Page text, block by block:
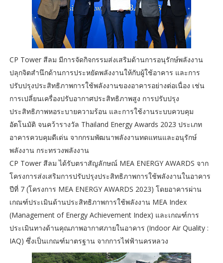
CP Tower สีลม มีการจัดกิจกรรมส่งเสริมด้านการอนุรักษ์พลังงาน
ปลุกจิตสำนึกด้านการประหยัดพลังงานให้กับผู้ใช้อาคาร และการ
ปรับปรุงประสิทธิภาพการใช้พลังงานของอาคารอย่างต่อเนื่อง เช่น
การเปลี่ยนเครื่องปรับอากาศประสิทธิภาพสูง การปรับปรุง
ประสิทธิภาพหอระบายความร้อน และการใช้งานระบบควบคุม
อัตโนมัติ จนคว้ารางวัล Thailand Energy Awards 2023 ประเภท
อาคารควบคุมดีเด่น จากกรมพัฒนาพลังงานทดแทนและอนุรักษ์
พลังงาน กระทรวงพลังงาน
CP Tower สีลม ได้รับตราสัญลักษณ์ MEA ENERGY AWARDS จาก
โครงการส่งเสริมการปรับปรุงประสิทธิภาพการใช้พลังงานในอาคาร
ปีที่ 7 (โครงการ MEA ENERGY AWARDS 2023) โดยอาคารผ่าน
เกณฑ์ประเมินด้านประสิทธิภาพการใช้พลังงาน MEA Index
(Management of Energy Achievement Index) และเกณฑ์การ
ประเมินทางด้านคุณภาพอากาศภายในอาคาร (Indoor Air Quality :
IAQ) ซึ่งเป็นเกณฑ์มาตรฐาน จากการไฟฟ้านครหลวง